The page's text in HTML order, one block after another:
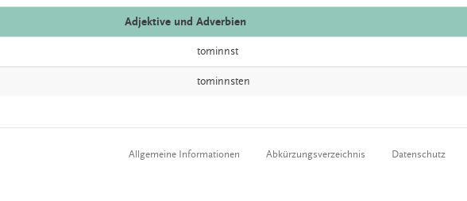
Adjektive und Adverbien
tominnst
tominnsten
Allgemeine Informationen Abkürzungsverzeichnis Datenschutz